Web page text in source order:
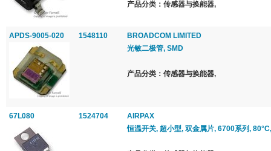
产品分类：传感器与换能器,
APDS-9005-020 1548110
BROADCOM LIMITED
光敏二极管, SMD
产品分类：传感器与换能器,
67L080 1524704
AIRPAX
恒温开关, 超小型, 双金属片, 6700系列,